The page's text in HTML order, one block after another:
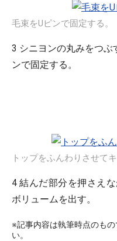
毛束をUピンで固定する。
3 シニヨンの丸みをつ
ンで固定する。
トップをふんわりさせて
4 結んだ部分を押さえ
ボリュームを出す。
※記事内容は執筆時点のも
い。